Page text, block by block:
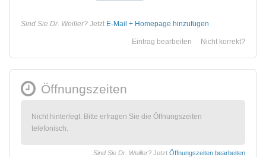
Sind Sie Dr. Weiller? Jetzt E-Mail + Homepage hinzufügen
Nicht korrekt?
Eintrag bearbeiten
Öffnungszeiten
Nicht hinterlegt. Bitte erfragen Sie die Öffnungszeiten
telefonisch.
Sind Sie Dr. Weiller? Jetzt Öffnungszeiten bearbeiten